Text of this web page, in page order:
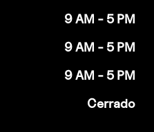
9 AM - 5 PM
9 AM - 5 PM
9 AM - 5 PM
Cerrado